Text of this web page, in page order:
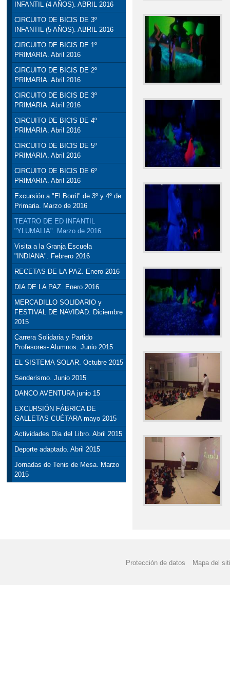
INFANTIL (4 AÑOS). ABRIL 2016
CIRCUITO DE BICIS DE 3º
INFANTIL (5 AÑOS). ABRIL 2016
CIRCUITO DE BICIS DE 1º
PRIMARIA. Abril 2016
CIRCUITO DE BICIS DE 2º
PRIMARIA. Abril 2016
CIRCUITO DE BICIS DE 3º
PRIMARIA. Abril 2016
CIRCUITO DE BICIS DE 4º
PRIMARIA. Abril 2016
CIRCUITO DE BICIS DE 5º
PRIMARIA. Abril 2016
CIRCUITO DE BICIS DE 6º
PRIMARIA. Abril 2016
Excursión a "El Borril" de 3º y 4º de
Primaria. Marzo de 2016
TEATRO DE ED INFANTIL
"YLUMALIA". Marzo de 2016
Visita a la Granja Escuela
"INDIANA". Febrero 2016
RECETAS DE LA PAZ. Enero 2016
DIA DE LA PAZ. Enero 2016
MERCADILLO SOLIDARIO y
FESTIVAL DE NAVIDAD. Diciembre
2015
Carrera Solidaria y Partido
Profesores- Alumnos. Junio 2015
EL SISTEMA SOLAR. Octubre 2015
Senderismo. Junio 2015
DANCO AVENTURA junio 15
EXCURSIÓN FÁBRICA DE
GALLETAS CUÉTARA mayo 2015
Actividades Día del Libro. Abril 2015
Deporte adaptado. Abril 2015
Jornadas de Tenis de Mesa. Marzo
2015
Protección de datos Mapa del